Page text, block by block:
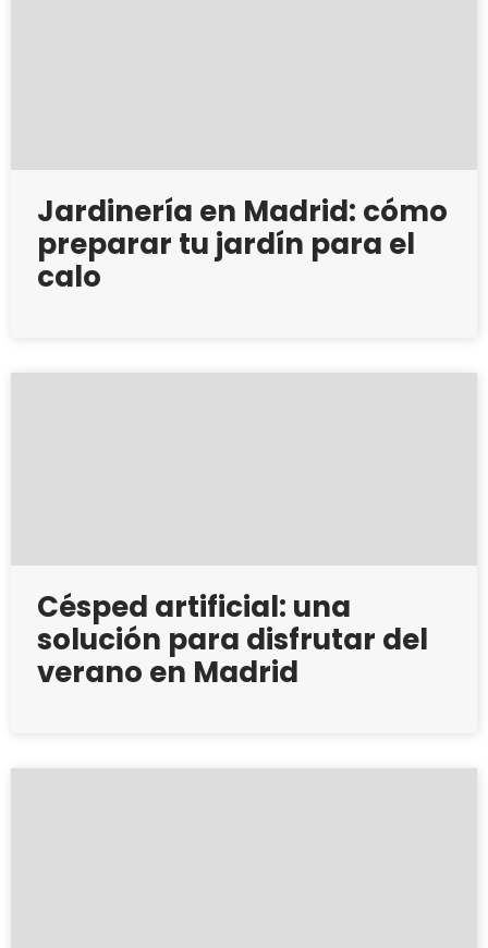
Jardinería en Madrid: cómo
preparar tu jardín para el
calo
Césped artificial: una
solución para disfrutar del
verano en Madrid